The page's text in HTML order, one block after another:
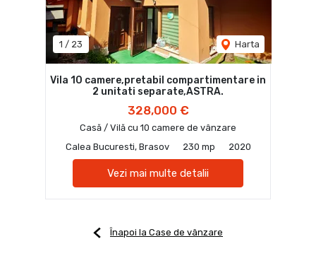
1 / 23 Harta
Vila 10 camere,pretabil compartimentare in
2 unitati separate,ASTRA.
328,000 €
Casă / Vilă cu 10 camere de vânzare
Calea Bucuresti, Brasov
230 mp 2020
Vezi mai multe detalii
Înapoi la Case de vânzare